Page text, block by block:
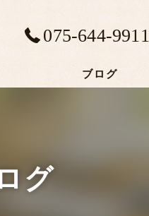
075-644-9911
ブログ
グ